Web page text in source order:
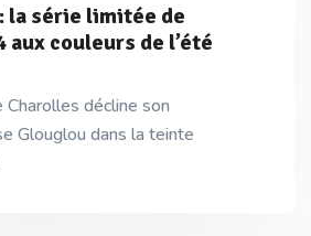
la série limitée de
aux couleurs de l’été
décline son
Glouglou dans la teinte